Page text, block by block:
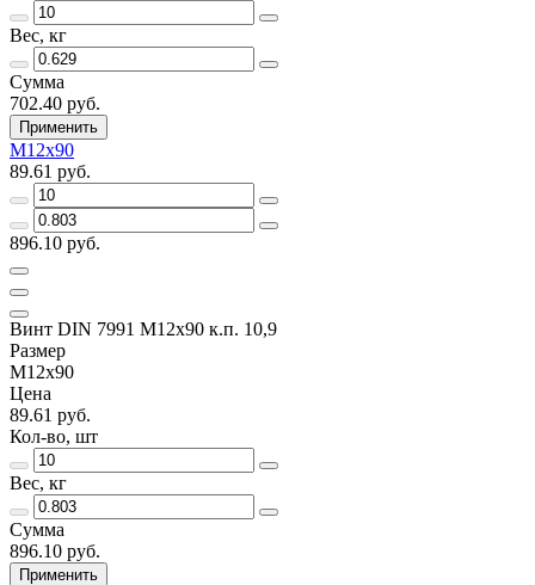
Вес, кг
Сумма
702.40 руб.
Применить
M12х90
89.61 руб.
896.10 руб.
Винт DIN 7991 M12х90 к.п. 10,9
Размер
M12х90
Цена
89.61 руб.
Кол-во, шт
Вес, кг
Сумма
896.10 руб.
Применить